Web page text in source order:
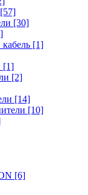
[57]
[30]
[1]
[1]
[2]
[14]
[10]
[6]